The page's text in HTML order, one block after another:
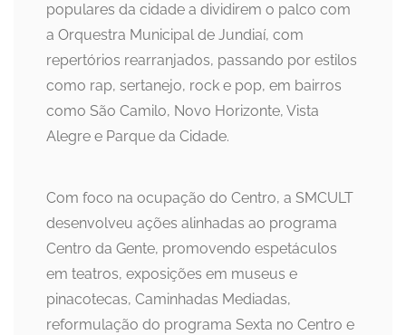
populares da cidade a dividirem o palco com
a Orquestra Municipal de Jundiaí, com
repertórios rearranjados, passando por estilos
como rap, sertanejo, rock e pop, em bairros
como São Camilo, Novo Horizonte, Vista
Alegre e Parque da Cidade.
Com foco na ocupação do Centro, a SMCULT
desenvolveu ações alinhadas ao programa
Centro da Gente, promovendo espetáculos
em teatros, exposições em museus e
pinacotecas, Caminhadas Mediadas,
reformulação do programa Sexta no Centro e